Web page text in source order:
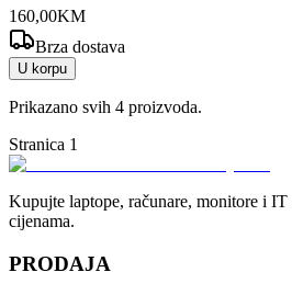
160,00KM
Brza dostava
U korpu
Prikazano svih 4 proizvoda.
Stranica 1
Kupujte laptope, računare, monitore i
cijenama.
PRODAJA